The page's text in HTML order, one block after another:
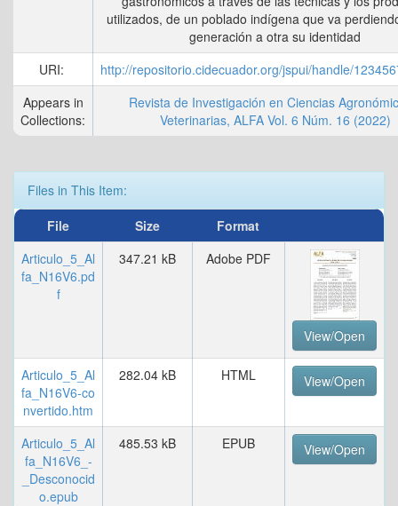
utilizados, de un poblado indígena que va
generación a otra su identidad
URI:
http://repositorio.cidecuador.org/jspui/handle/
Appears in
Collections:
Revista de Investigación en Ciencias
Veterinarias, ALFA Vol. 6 Núm. 16 (2022)
Files in This Item:
File
Size
Format
Articulo_5_Al
fa_N16V6.pd
f
347.21 kB Adobe PDF
View/Open
Articulo_5_Al
fa_N16V6-co
nvertido.htm
282.04 kB HTML View/Open
Articulo_5_Al
fa_N16V6_-
_Desconocid
o.epub
485.53 kB EPUB View/Open